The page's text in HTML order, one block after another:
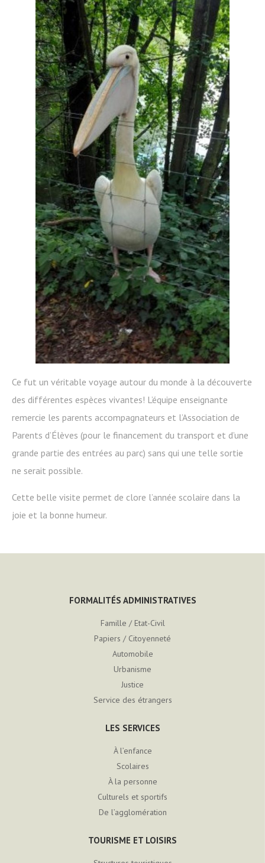
Ce fut un véritable voyage autour du monde à la découverte
des différentes espèces vivantes! L’équipe enseignante
remercie les parents accompagnateurs et l’Association de
Parents d’Élèves (pour le financement du transport et d’une
grande partie des entrées au parc) sans qui une telle sortie
ne serait possible.
Cette belle visite permet de clore l’année scolaire dans la
joie et la bonne humeur.
FORMALITÉS ADMINISTRATIVES
Famille / Etat-Civil
Papiers / Citoyenneté
Automobile
Urbanisme
Justice
Service des étrangers
LES SERVICES
À l’enfance
Scolaires
À la personne
Culturels et sportifs
De l’agglomération
TOURISME ET LOISIRS